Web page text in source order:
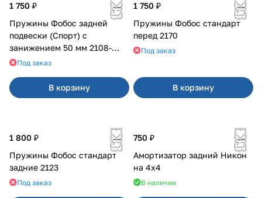
1 750 ₽
Пружины Фобос задней
подвески (Спорт) с
занижением 50 мм 2108-
21099, 2113-2115
Под заказ
В корзину
1 750 ₽
Пружины Фобос стандарт
перед 2170
Под заказ
В корзину
1 800 ₽
Пружины Фобос стандарт
задние 2123
Под заказ
750 ₽
Амортизатор задний Никон
на 4х4
В наличии